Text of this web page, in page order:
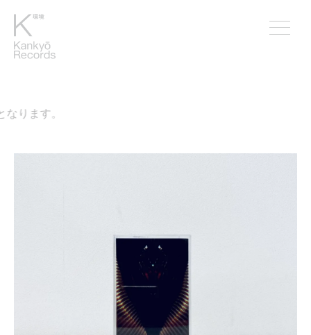
ります。